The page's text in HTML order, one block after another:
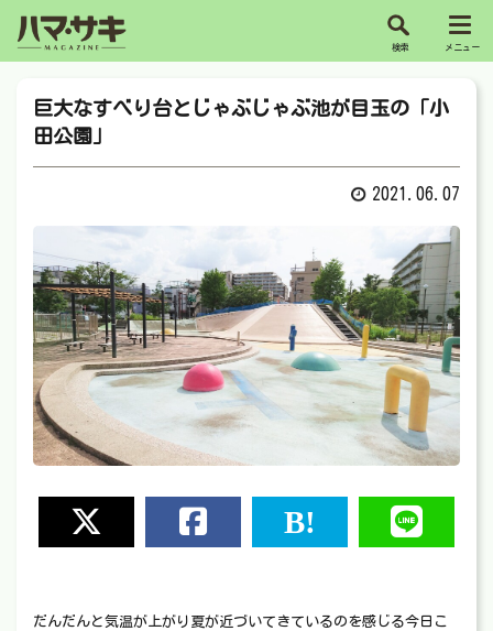
巨大なすべり台とじゃぶじゃぶ池が目玉の「小
田公園」
2021.06.07
だんだんと気温が上がり夏が近づいてきているのを感じる今日こ